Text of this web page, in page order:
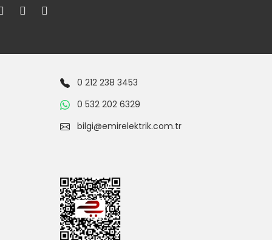
0 212 238 3453
0 532 202 6329
bilgi@emirelektrik.com.tr